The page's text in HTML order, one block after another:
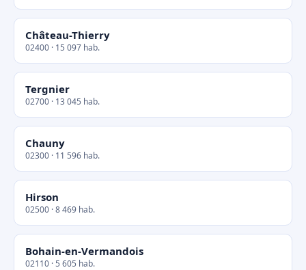
Château-Thierry
02400 · 15 097 hab.
Tergnier
02700 · 13 045 hab.
Chauny
02300 · 11 596 hab.
Hirson
02500 · 8 469 hab.
Bohain-en-Vermandois
02110 · 5 605 hab.